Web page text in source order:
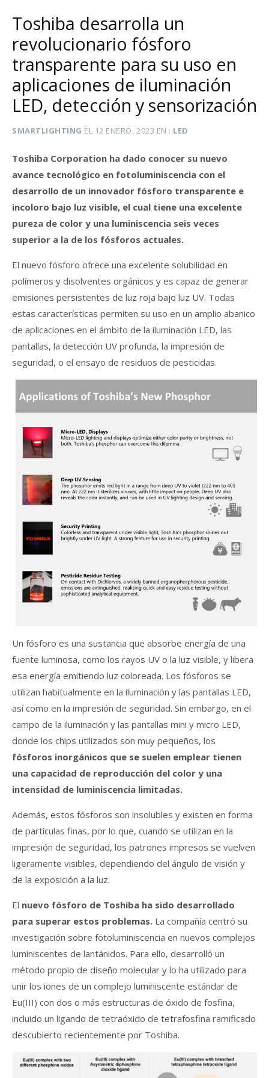
Toshiba desarrolla un
revolucionario fósforo
transparente para su uso en
aplicaciones de iluminación
LED, detección y sensorización
SMARTLIGHTING EL 12 ENERO, 2023 EN LED
Toshiba Corporation ha dado conocer su nuevo
avance tecnológico en fotoluminiscencia con el
desarrollo de un innovador fósforo transparente e
incoloro bajo luz visible, el cual tiene una excelente
pureza de color y una luminiscencia seis veces
superior a la de los fósforos actuales.
El nuevo fósforo ofrece una excelente solubilidad en
polímeros y disolventes orgánicos y es capaz de generar
emisiones persistentes de luz roja bajo luz UV. Todas
estas características permiten su uso en un amplio abanico
de aplicaciones en el ámbito de la iluminación LED, las
pantallas, la detección UV profunda, la impresión de
seguridad, o el ensayo de residuos de pesticidas.
Un fósforo es una sustancia que absorbe energía de una
fuente luminosa, como los rayos UV o la luz visible, y libera
esa energía emitiendo luz coloreada. Los fósforos se
utilizan habitualmente en la iluminación y las pantallas LED,
así como en la impresión de seguridad. Sin embargo, en el
campo de la iluminación y las pantallas mini y micro LED,
donde los chips utilizados son muy pequeños, los
fósforos inorgánicos que se suelen emplear tienen
una capacidad de reproducción del color y una
intensidad de luminiscencia limitadas.
Además, estos fósforos son insolubles y existen en forma
de partículas finas, por lo que, cuando se utilizan en la
impresión de seguridad, los patrones impresos se vuelven
ligeramente visibles, dependiendo del ángulo de visión y
de la exposición a la luz.
El nuevo fósforo de Toshiba ha sido desarrollado
para superar estos problemas. La compañía centró su
investigación sobre fotoluminiscencia en nuevos complejos
luminiscentes de lantánidos. Para ello, desarrolló un
método propio de diseño molecular y lo ha utilizado para
unir los iones de un complejo luminiscente estándar de
Eu(III) con dos o más estructuras de óxido de fosfina,
incluido un ligando de tetraóxido de tetrafosfina ramificado
descubierto recientemente por Toshiba.